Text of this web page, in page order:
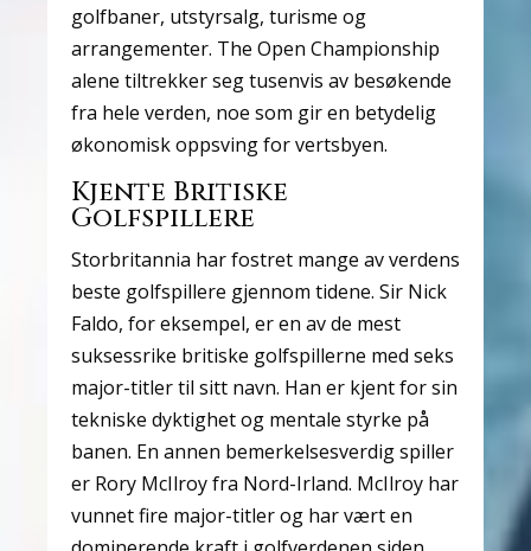
golfbaner, utstyrsalg, turisme og
arrangementer. The Open Championship
alene tiltrekker seg tusenvis av besøkende
fra hele verden, noe som gir en betydelig
økonomisk oppsving for vertsbyen.
Kjente Britiske
Golfspillere
Storbritannia har fostret mange av verdens
beste golfspillere gjennom tidene. Sir Nick
Faldo, for eksempel, er en av de mest
suksessrike britiske golfspillerne med seks
major-titler til sitt navn. Han er kjent for sin
tekniske dyktighet og mentale styrke på
banen. En annen bemerkelsesverdig spiller
er Rory McIlroy fra Nord-Irland. McIlroy har
vunnet fire major-titler og har vært en